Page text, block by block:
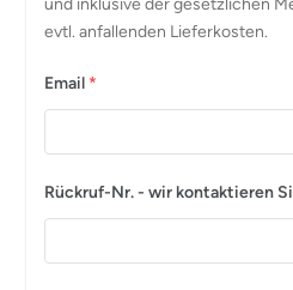
und inklusive der gesetzlichen
evtl. anfallenden Lieferkosten.
Email *
Rückruf-Nr. - wir kontaktieren